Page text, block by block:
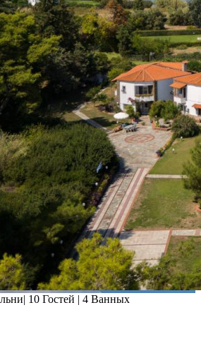
| 10 Гостей | 4 Ванных